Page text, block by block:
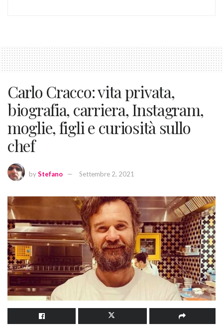
Carlo Cracco: vita privata,
biografia, carriera, Instagram,
moglie, figli e curiosità sullo
chef
byStefano Settembre 2, 2021